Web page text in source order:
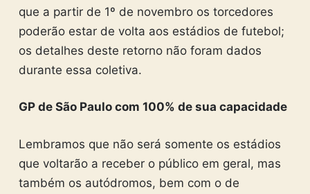
que a partir de 1º de novembro os torcedores
poderão estar de volta aos estádios de futebol;
os detalhes deste retorno não foram dados
durante essa coletiva.
GP de São Paulo com 100% de sua capacidade
Lembramos que não será somente os estádios
que voltarão a receber o público em geral, mas
também os autódromos, bem com o de